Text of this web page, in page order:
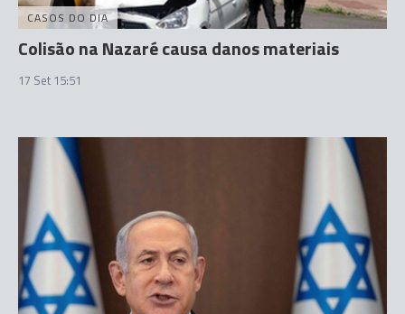
CASOS DO DIA
Colisão na Nazaré causa danos materiais
17 Set 15:51